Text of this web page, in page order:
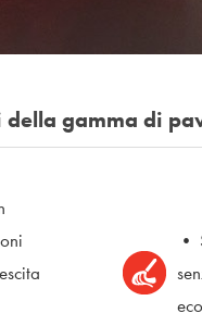
gamma di
•